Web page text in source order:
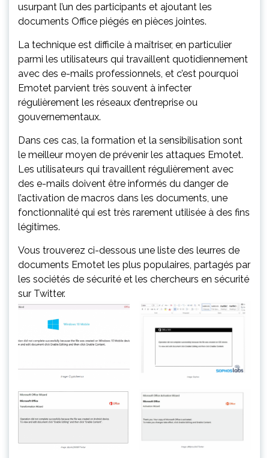
usurpant l’un des participants et ajoutant les
documents Office piégés en pièces jointes.
La technique est difficile à maîtriser, en particulier
parmi les utilisateurs qui travaillent quotidiennement
avec des e-mails professionnels, et c’est pourquoi
Emotet parvient très souvent à infecter
régulièrement les réseaux d’entreprise ou
gouvernementaux.
Dans ces cas, la formation et la sensibilisation sont
le meilleur moyen de prévenir les attaques Emotet.
Les utilisateurs qui travaillent régulièrement avec
des e-mails doivent être informés du danger de
l’activation de macros dans les documents, une
fonctionnalité qui est très rarement utilisée à des fins
légitimes.
Vous trouverez ci-dessous une liste des leurres de
documents Emotet les plus populaires, partagés par
les sociétés de sécurité et les chercheurs en sécurité
sur Twitter.